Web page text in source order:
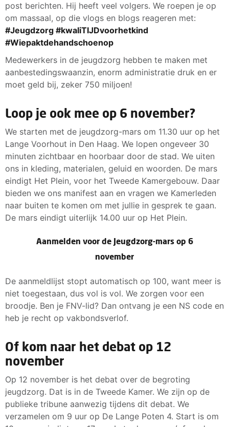
post berichten. Hij heeft veel volgers. We roepen je op
om massaal, op die vlogs en blogs reageren met:
#Jeugdzorg #kwaliTIJDvoorhetkind
#Wiepaktdehandschoenop
Medewerkers in de jeugdzorg hebben te maken met
aanbestedingswaanzin, enorm administratie druk en er
moet geld bij, zeker 750 miljoen!
Loop je ook mee op 6 november?
We starten met de jeugdzorg-mars om 11.30 uur op het
Lange Voorhout in Den Haag. We lopen ongeveer 30
minuten zichtbaar en hoorbaar door de stad. We uiten
ons in kleding, materialen, geluid en woorden. De mars
eindigt Het Plein, voor het Tweede Kamergebouw. Daar
bieden we ons manifest aan en vragen we Kamerleden
naar buiten te komen om met jullie in gesprek te gaan.
De mars eindigt uiterlijk 14.00 uur op Het Plein.
Aanmelden voor de Jeugdzorg-mars op 6
november
De aanmeldlijst stopt automatisch op 100, want meer is
niet toegestaan, dus vol is vol. We zorgen voor een
broodje. Ben je FNV-lid? Dan ontvang je een NS code en
heb je recht op vakbondsverlof.
Of kom naar het debat op 12
november
Op 12 november is het debat over de begroting
jeugdzorg. Dat is in de Tweede Kamer. We zijn op de
publieke tribune aanwezig tijdens dit debat. We
verzamelen om 9 uur op De Lange Poten 4. Start is om